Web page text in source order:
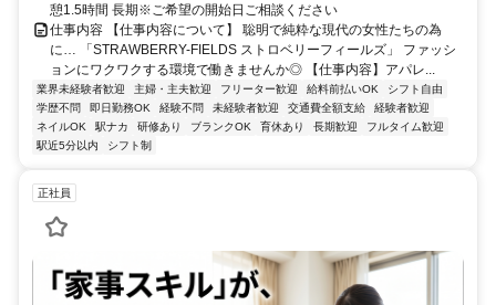
憩1.5時間 長期※ご希望の開始日ご相談ください
仕事内容 【仕事内容について】 聡明で純粋な現代の女性たちの為
に… 「STRAWBERRY-FIELDS ストロベリーフィールズ」 ファッシ
ョンにワクワクする環境で働きませんか◎ 【仕事内容】アパレ...
業界未経験者歓迎 主婦・主夫歓迎 フリーター歓迎 給料前払いOK
シフト自由
学歴不問
即日勤務OK 経験不問 未経験者歓迎 交通費全額支給
経験者歓迎
ネイルOK
駅ナカ 研修あり ブランクOK 育休あり 長期歓迎
フルタイム歓迎
駅近5分以内
シフト制
正社員